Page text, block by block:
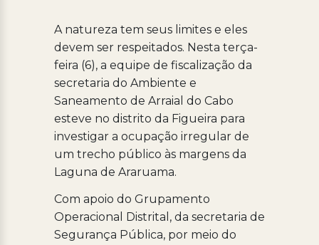
A natureza tem seus limites e eles
devem ser respeitados. Nesta terça-
feira (6), a equipe de fiscalização da
secretaria do Ambiente e
Saneamento de Arraial do Cabo
esteve no distrito da Figueira para
investigar a ocupação irregular de
um trecho público às margens da
Laguna de Araruama.
Com apoio do Grupamento
Operacional Distrital, da secretaria de
Segurança Pública, por meio do